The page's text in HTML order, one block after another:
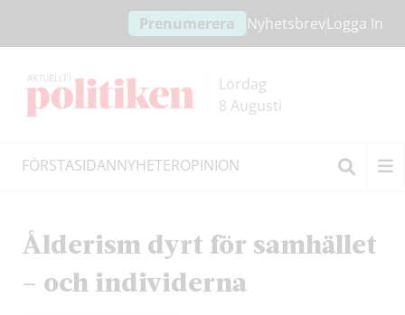
innehållet
headern
Prenumerera NyhetsbrevLogga In
Lördag
8 Augusti
FÖRSTASIDANNYHETEROPINION
Ålderism dyrt för samhället
– och individerna